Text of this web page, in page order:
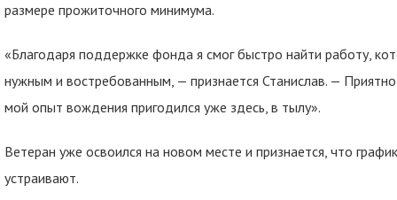
размере прожиточного минимума.
«Благодаря поддержке фонда я смог быстро найти работу,
нужным и востребованным, — признается Станислав. —
мой опыт вождения пригодился уже здесь, в тылу».
Ветеран уже освоился на новом месте и признается, что
устраивают.